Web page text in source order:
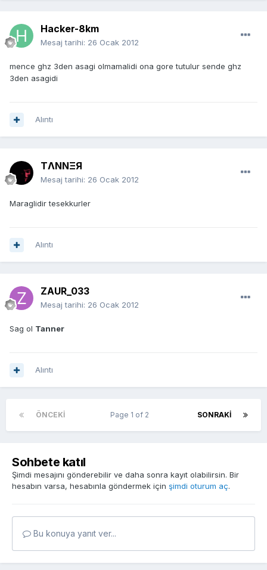
Hacker-8km
Mesaj tarihi: 26 Ocak 2012
mence ghz 3den asagi olmamalidi ona gore tutulur sende ghz
3den asagidi
Alıntı
TΛNNΞЯ
Mesaj tarihi: 26 Ocak 2012
Maraglidir tesekkurler
Alıntı
ZAUR_033
Mesaj tarihi: 26 Ocak 2012
Sag ol Tanner
Alıntı
ÖNCEKI SONRAKI
Page 1 of 2
Sohbete katıl
Şimdi mesajını gönderebilir ve daha sonra kayıt olabilirsin. Bir
hesabın varsa, hesabınla göndermek için şimdi oturum aç.
Bu konuya yanıt ver...